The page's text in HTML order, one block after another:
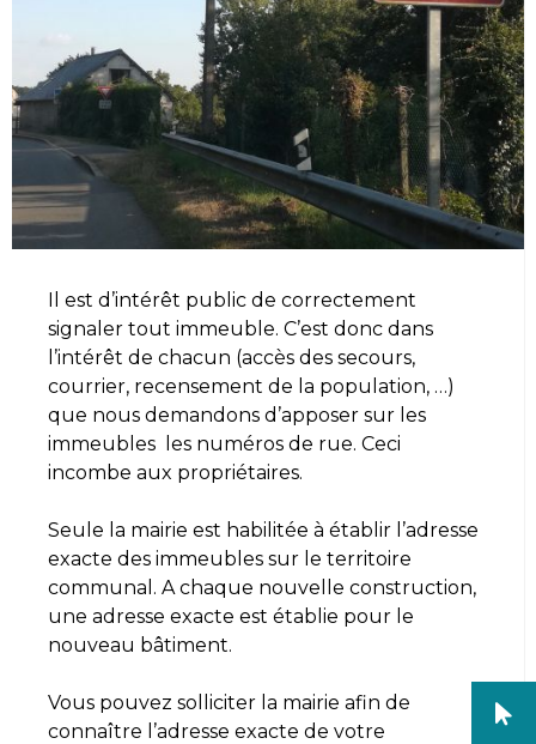
Il est d’intérêt public de correctement
signaler tout immeuble. C’est donc dans
l’intérêt de chacun (accès des secours,
courrier, recensement de la population, …)
que nous demandons d’apposer sur les
immeubles les numéros de rue. Ceci
incombe aux propriétaires.
Seule la mairie est habilitée à établir l’adresse
exacte des immeubles sur le territoire
communal. A chaque nouvelle construction,
une adresse exacte est établie pour le
nouveau bâtiment.
Vous pouvez solliciter la mairie afin de
connaître l’adresse exacte de votre